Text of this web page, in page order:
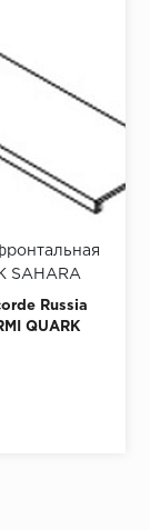
SAHARA
см
Russia
QUARK